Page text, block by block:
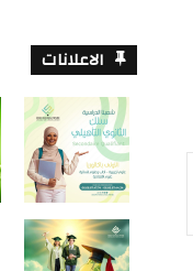
الاعلانات